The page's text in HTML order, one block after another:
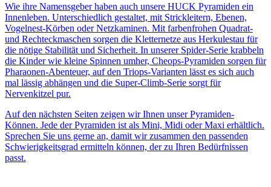
Wie ihre Namensgeber haben auch unsere HUCK Pyramiden ein
Innenleben. Unterschiedlich gestaltet, mit Strickleitern, Ebenen,
Vogelnest-Körben oder Netzkaminen. Mit farbenfrohen Quadrat-
und Rechteckmaschen sorgen die Kletternetze aus Herkulestau für
die nötige Stabilität und Sicherheit. In unserer Spider-Serie krabbeln
die Kinder wie kleine Spinnen umher, Cheops-Pyramiden sorgen für
Pharaonen-Abenteuer, auf den Triops-Varianten lässt es sich auch
mal lässig abhängen und die Super-Climb-Serie sorgt für
Nervenkitzel pur.
Auf den nächsten Seiten zeigen wir Ihnen unser Pyramiden-
Können. Jede der Pyramiden ist als Mini, Midi oder Maxi erhältlich.
Sprechen Sie uns gerne an, damit wir zusammen den passenden
Schwierigkeitsgrad ermitteln können, der zu Ihren Bedürfnissen
passt.